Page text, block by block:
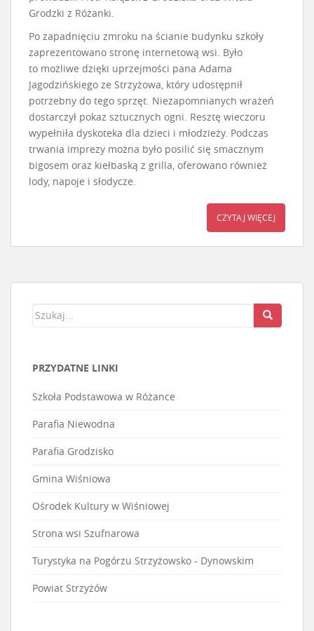
Grodzki z Różanki.
Po zapadnięciu zmroku na ścianie budynku szkoły
zaprezentowano stronę internetową wsi. Było
to możliwe dzięki uprzejmości pana Adama
Jagodzińskiego ze Strzyżowa, który udostępnił
potrzebny do tego sprzęt. Niezapomnianych wrażeń
dostarczył pokaz sztucznych ogni. Resztę wieczoru
wypełniła dyskoteka dla dzieci i młodzieży. Podczas
trwania imprezy można było posilić się smacznym
bigosem oraz kiełbaską z grilla, oferowano również
lody, napoje i słodycze.
CZYTAJ WIĘCEJ
PRZYDATNE LINKI
Szkoła Podstawowa w Różance
Parafia Niewodna
Parafia Grodzisko
Gmina Wiśniowa
Ośrodek Kultury w Wiśniowej
Strona wsi Szufnarowa
Turystyka na Pogórzu Strzyżowsko - Dynowskim
Powiat Strzyżów